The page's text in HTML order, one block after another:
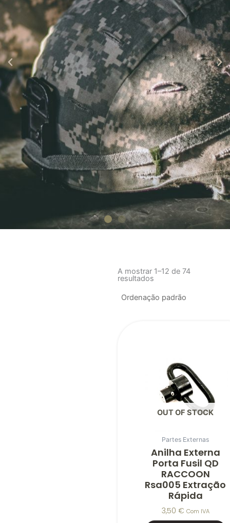
A mostrar 1–12 de 74
resultados
OUT OF STOCK
Partes Externas
Anilha Externa
Porta Fusil QD
RACCOON
Rsa005 Extração
Rápida
3,50 € Com IVA